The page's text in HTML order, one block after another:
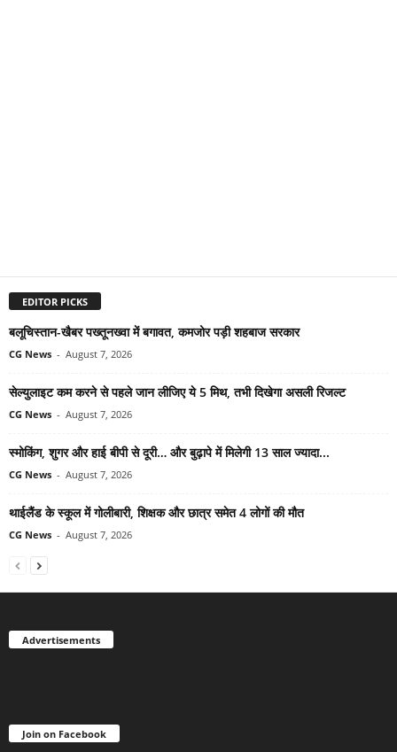
EDITOR PICKS
बलूचिस्तान-खैबर पख्तूनख्वा में बगावत, कमजोर पड़ी शहबाज सरकार
CG News - August 7, 2026
सेल्युलाइट कम करने से पहले जान लीजिए ये 5 मिथ, तभी दिखेगा असली रिजल्ट
CG News - August 7, 2026
स्मोकिंग, शुगर और हाई बीपी से दूरी… और बुढ़ापे में मिलेगी 13 साल ज्यादा...
CG News - August 7, 2026
थाईलैंड के स्कूल में गोलीबारी, शिक्षक और छात्र समेत 4 लोगों की मौत
CG News - August 7, 2026
Advertisements
Join on Facebook